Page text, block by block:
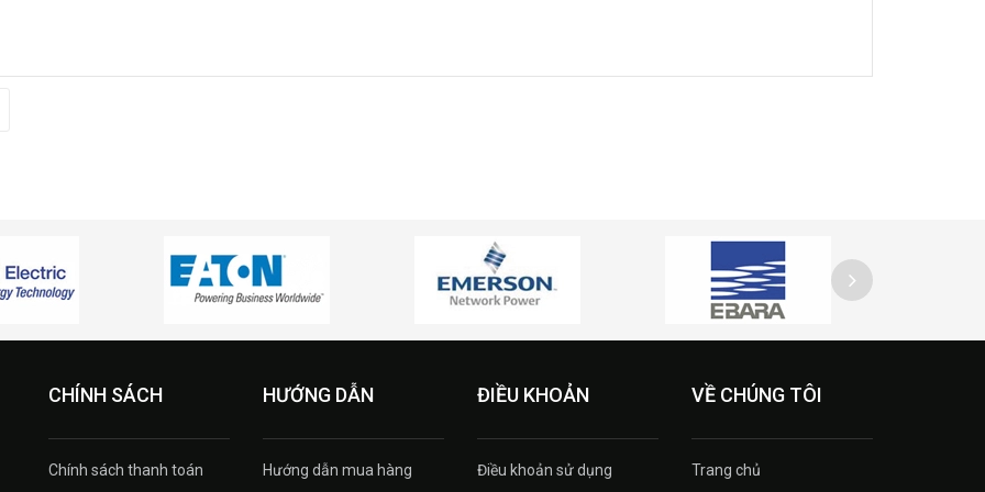
CHÍNH SÁCH
Chính sách thanh toán
HƯỚNG DẪN
Hướng dẫn mua hàng
ĐIỀU KHOẢN
Điều khoản sử dụng
VỀ CHÚNG TÔI
Trang chủ